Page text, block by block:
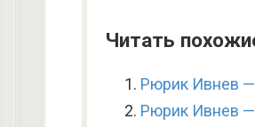
Читать
Рюрик Ивнев
Рюрик Ивнев —